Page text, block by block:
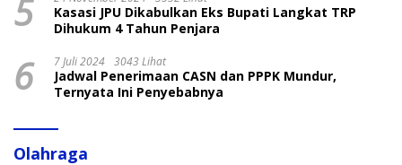
5
Kasasi JPU Dikabulkan Eks Bupati Langkat TRP
Dihukum 4 Tahun Penjara
6 7 Juli 2024 3043 Lihat
Jadwal Penerimaan CASN dan PPPK Mundur,
Ternyata Ini Penyebabnya
Olahraga